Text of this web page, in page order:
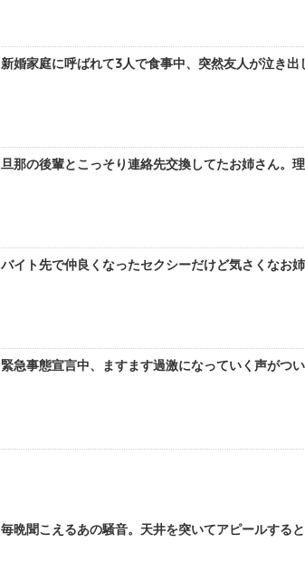
新婚家庭に呼ばれて3人で食事中、突然友人が泣き
旦那の後輩とこっそり連絡先交換してたお姉さん。
バイト先で仲良くなったセクシーだけど気さくな
緊急事態宣言中、ますます過激になっていく声がつ
毎晩聞こえるあの騒音。天井を突いてアピールする